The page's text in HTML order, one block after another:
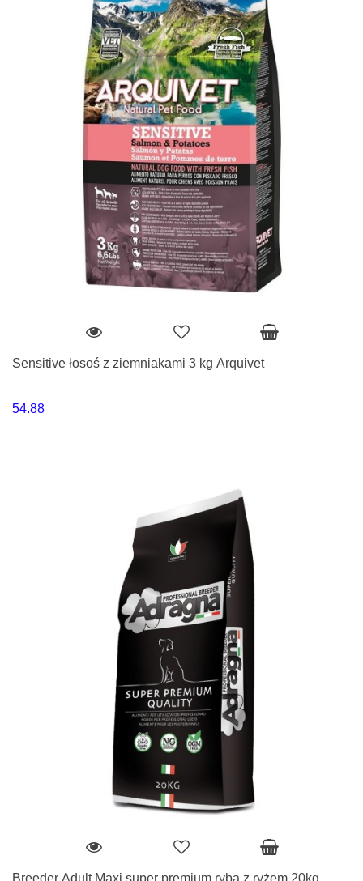
Sensitive łosoś z ziemniakami 3 kg Arquivet
54.88
Breeder Adult Maxi super premium ryba z ryżem 20kg